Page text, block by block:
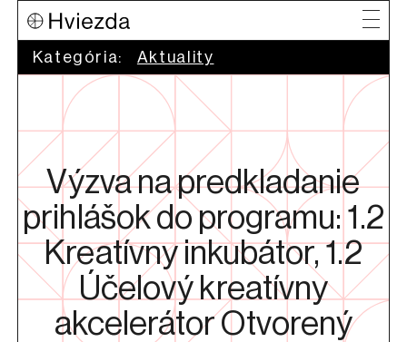
Kategória: Aktuality
Výzva na predkladanie
prihlášok do programu: 1.2
Kreatívny inkubátor, 1.2
Účelový kreatívny
akcelerátor Otvorený